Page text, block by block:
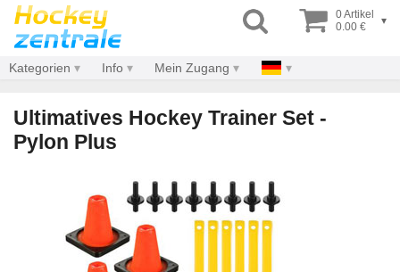
0 Artikel
0.00 €
▾
Kategorien Info Mein Zugang
Ultimatives Hockey Trainer Set -
Pylon Plus